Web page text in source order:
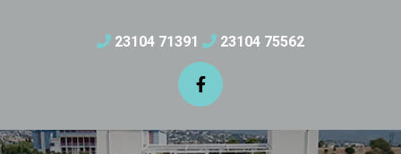
 23104 71391  23104 75562